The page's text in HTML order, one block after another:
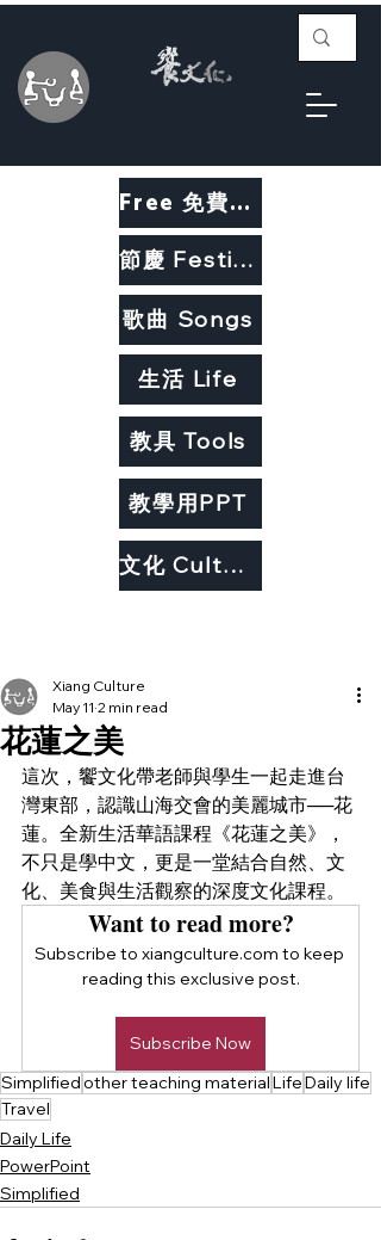
Free 免費教材
教具 Tools
節慶 Festivals
生活 Life
歌曲 Songs
教學用PPT
文化 Culture
花蓮之美
Xiang Culture
May 11 2 min read
這次，饗文化帶老師與學生一起走進台
灣東部，認識山海交會的美麗城市──花
蓮。全新生活華語課程《花蓮之美》，
不只是學中文，更是一堂結合自然、文
化、美食與生活觀察的深度文化課程。
Want to read more?
Subscribe to xiangculture.com to keep
reading this exclusive post.
Subscribe Now
Simplifiedother teaching materialLifeDaily life
Travel
Daily Life
PowerPoint
Simplified